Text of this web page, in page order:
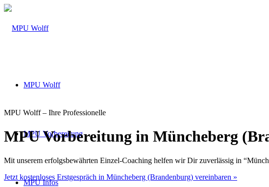
MPU Wolff
MPU Vorbereitung
MPU Infos
MPU Wolff – Ihre Professionelle
MPU Vorbereitung in Müncheberg
Mit unserem erfolgsbewährten Einzel-Coaching helfen wir Dir zuverlässig in
Jetzt kostenloses Erstgespräch in Müncheberg (Brandenburg) vereinbaren »